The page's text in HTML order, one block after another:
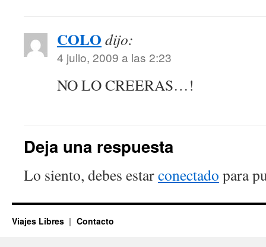
COLO dijo:
4 julio, 2009 a las 2:23
NO LO CREERAS…!
Deja una respuesta
Lo siento, debes estarconectado para
Viajes Libres Contacto